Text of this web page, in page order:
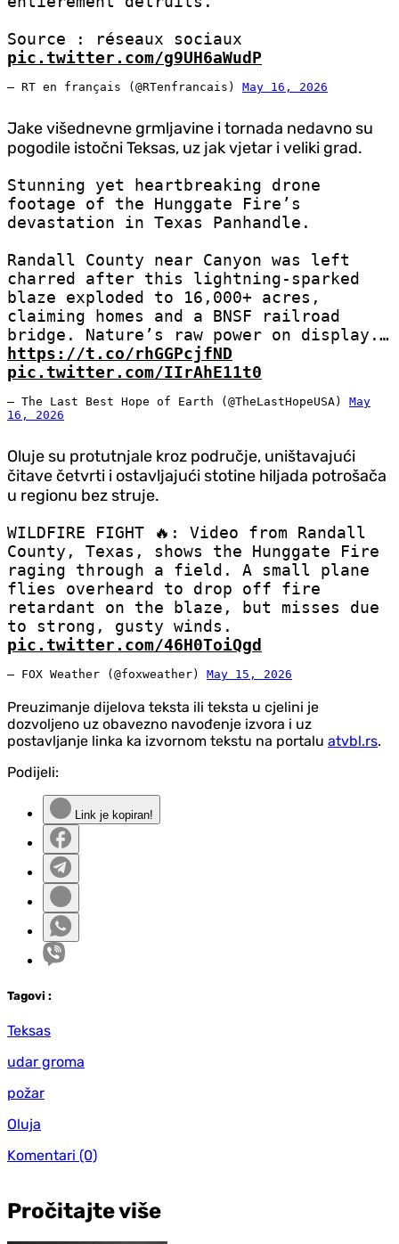
Source : réseaux sociaux
pic.twitter.com/g9UH6aWudP
— RT en français (@RTenfrancais) May 16, 2026
Jake višednevne grmljavine i tornada nedavno su
pogodile istočni Teksas, uz jak vjetar i veliki grad.
Stunning yet heartbreaking drone
footage of the Hunggate Fire’s
devastation in Texas Panhandle.
Randall County near Canyon was left
charred after this lightning-sparked
blaze exploded to 16,000+ acres,
claiming homes and a BNSF railroad
bridge. Nature’s raw power on display.…
https://t.co/rhGGPcjfND
pic.twitter.com/IIrAhE11t0
— The Last Best Hope of Earth (@TheLastHopeUSA) May
16, 2026
Oluje su protutnjale kroz područje, uništavajući
čitave četvrti i ostavljajući stotine hiljada potrošača
u regionu bez struje.
WILDFIRE FIGHT 🔥: Video from Randall
County, Texas, shows the Hunggate Fire
raging through a field. A small plane
flies overheard to drop off fire
retardant on the blaze, but misses due
to strong, gusty winds.
pic.twitter.com/46H0ToiQgd
— FOX Weather (@foxweather) May 15, 2026
Preuzimanje dijelova teksta ili teksta u cjelini je
dozvoljeno uz obavezno navođenje izvora i uz
postavljanje linka ka izvornom tekstu na portalu atvbl.rs.
Podijeli:
Link je kopiran!
Tagovi :
Teksas
udar groma
požar
Oluja
Komentari (0)
Pročitajte više